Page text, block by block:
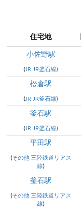
住宅地
小佐野駅
(JR JR釜石線)
松倉駅
(JR JR釜石線)
釜石駅
(JR JR釜石線)
平田駅
(その他 三陸鉄道リアス
線)
釜石駅
(その他 三陸鉄道リアス
線)